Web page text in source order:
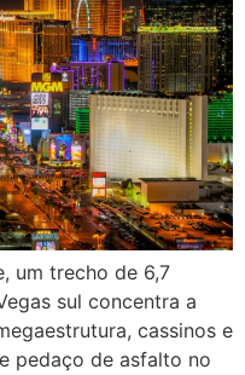
um trecho de 6,7
sul concentra a
cassinos e
pedaço de asfalto no